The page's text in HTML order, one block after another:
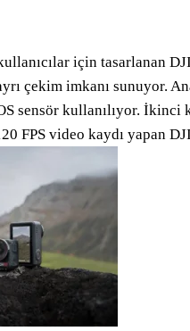
için tasarlanan
çekim imkanı sunuyor.
sensör kullanılıyor. İkinci
FPS video kaydı yapan